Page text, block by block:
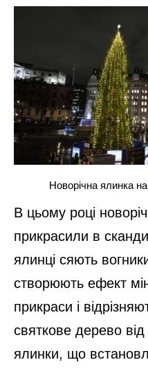
Новорічна ялинка
В цьому році
прикрасили в
ялинці сяють
створюють ефект
прикраси і
святкове дерево від
ялинки, що